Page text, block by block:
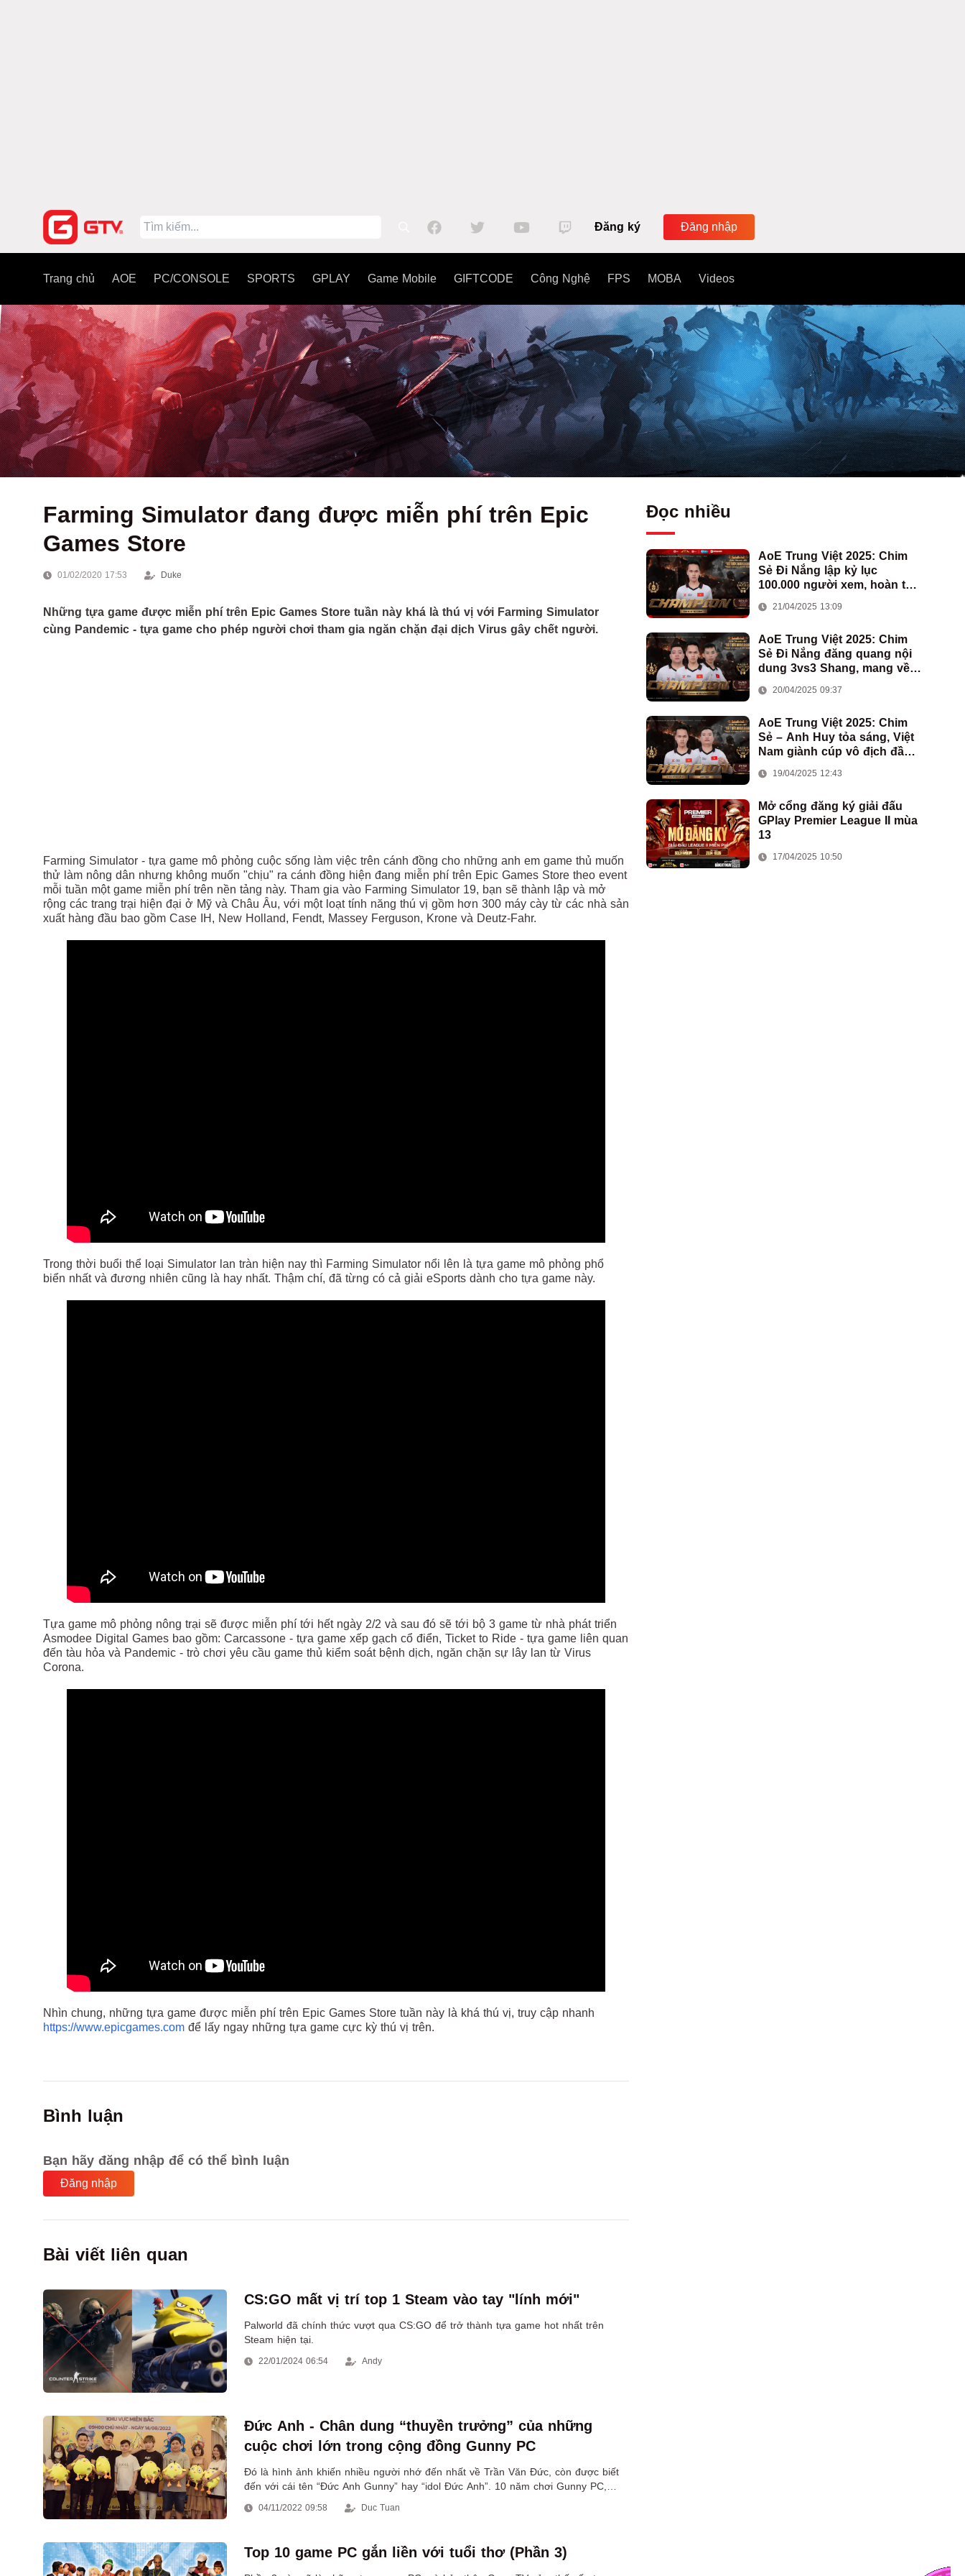
Đăng ký Đăng nhập
Trang chủ AOE PC/CONSOLE SPORTS GPLAY Game Mobile GIFTCODE Công Nghệ FPS MOBA Videos
Farming Simulator đang được miễn phí trên Epic
Games Store
01/02/2020 17:53 Duke
Những tựa game được miễn phí trên Epic Games Store tuần này khá là thú vị với Farming Simulator
cùng Pandemic - tựa game cho phép người chơi tham gia ngăn chặn đại dịch Virus gây chết người.
Farming Simulator - tựa game mô phỏng cuộc sống làm việc trên cánh đồng cho những anh em game thủ muốn
thử làm nông dân nhưng không muốn "chịu" ra cánh đồng hiện đang miễn phí trên Epic Games Store theo event
mỗi tuần một game miễn phí trên nền tảng này. Tham gia vào Farming Simulator 19, bạn sẽ thành lập và mở
rộng các trang trại hiện đại ở Mỹ và Châu Âu, với một loạt tính năng thú vị gồm hơn 300 máy cày từ các nhà sản
xuất hàng đầu bao gồm Case IH, New Holland, Fendt, Massey Ferguson, Krone và Deutz-Fahr.
Trong thời buổi thể loại Simulator lan tràn hiện nay thì Farming Simulator nổi lên là tựa game mô phỏng phổ
biển nhất và đương nhiên cũng là hay nhất. Thậm chí, đã từng có cả giải eSports dành cho tựa game này.
Tựa game mô phỏng nông trại sẽ được miễn phí tới hết ngày 2/2 và sau đó sẽ tới bộ 3 game từ nhà phát triển
Asmodee Digital Games bao gồm: Carcassone - tựa game xếp gạch cổ điển, Ticket to Ride - tựa game liên quan
đến tàu hỏa và Pandemic - trò chơi yêu cầu game thủ kiểm soát bệnh dịch, ngăn chặn sự lây lan từ Virus
Corona.
Nhìn chung, những tựa game được miễn phí trên Epic Games Store tuần này là khá thú vị, truy cập nhanh
https://www.epicgames.com để lấy ngay những tựa game cực kỳ thú vị trên.
Bình luận
Bạn hãy đăng nhập để có thể bình luận
Đăng nhập
Bài viết liên quan
CS:GO mất vị trí top 1 Steam vào tay "lính mới"
Palworld đã chính thức vượt qua CS:GO để trở thành tựa game hot nhất trên
Steam hiện tại.
22/01/2024 06:54 Andy
Đức Anh - Chân dung “thuyền trưởng” của những
cuộc chơi lớn trong cộng đồng Gunny PC
Đó là hình ảnh khiến nhiều người nhớ đến nhất về Trần Văn Đức, còn được biết
đến với cái tên “Đức Anh Gunny” hay “idol Đức Anh”. 10 năm chơi Gunny PC,
dẫn dắt loạt hoạt động
04/11/2022 09:58 Duc Tuan
Top 10 game PC gắn liền với tuổi thơ (Phần 3)
Đọc nhiều
AoE Trung Việt 2025: Chim
Sẻ Đi Nắng lập kỷ lục
100.000 người xem, hoàn tất
Việt Nam
21/04/2025 13:09
AoE Trung Việt 2025: Chim
Sẻ Đi Nắng đăng quang nội
dung 3vs3 Shang, mang về
đoàn AoE Việt Nam
20/04/2025 09:37
AoE Trung Việt 2025: Chim
Sẻ – Anh Huy tỏa sáng, Việt
Nam giành cúp vô địch đầu
19/04/2025 12:43
Mở cổng đăng ký giải đấu
GPlay Premier League II mùa
13
17/04/2025 10:50